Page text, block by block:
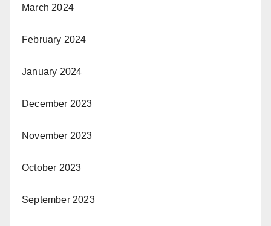
March 2024
February 2024
January 2024
December 2023
November 2023
October 2023
September 2023